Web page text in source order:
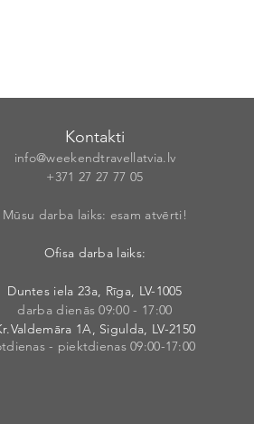
Kontakti
info@weekendtravellatvia.lv
+371 27 27 77 05
Mūsu darba laiks: esam atvērti!
Ofisa darba laiks:
Duntes iela 23a, Rīga, LV-1005
darba dienās 09:00 - 17:00
1A, Sigulda, LV-2150
- piektdienas 09:00-17:00